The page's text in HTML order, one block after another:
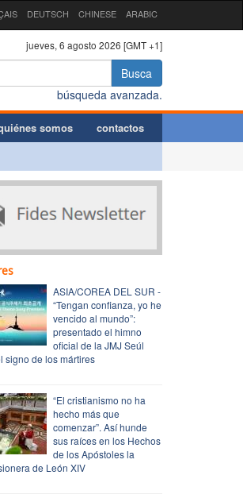
DEUTSCH CHINESE ARABIC
jueves, 6 agosto 2026 [GMT +1]
Busca
búsqueda avanzada.
somos contactos
ASIA/COREA DEL SUR -
“Tengan confianza, yo he
vencido al mundo”:
presentado el himno
oficial de la JMJ Seúl
signo de los mártires
“El cristianismo no ha
hecho más que
comenzar”. Así hunde
sus raíces en los Hechos
de los Apóstoles la
de León XIV